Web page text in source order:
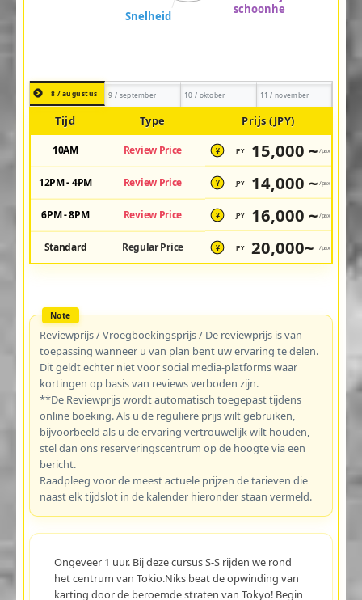
8 / augustus 9 / september 10 / oktober 11 / november
Tijd Type Prijs (JPY)
10AM Review Price ¥ JPY 15,000 ~ /pax
12PM - 4PM Review Price ¥ JPY 14,000 ~ /pax
6PM - 8PM Review Price ¥ JPY 16,000 ~ /pax
Standard Regular Price ¥ JPY 20,000~ /pax
Reviewprijs / Vroegboekingsprijs / De reviewprijs is van
toepassing wanneer u van plan bent uw ervaring te delen.
Dit geldt echter niet voor social media-platforms waar
kortingen op basis van reviews verboden zijn.
**De Reviewprijs wordt automatisch toegepast tijdens
online boeking. Als u de reguliere prijs wilt gebruiken,
bijvoorbeeld als u de ervaring vertrouwelijk wilt houden,
stel dan ons reserveringscentrum op de hoogte via een
bericht.
Raadpleeg voor de meest actuele prijzen de tarieven die
naast elk tijdslot in de kalender hieronder staan vermeld.
Ongeveer 1 uur. Bij deze cursus S-S rijden we rond
het centrum van Tokio.Niks beat de opwinding van
karting door de beroemde straten van Tokyo! Begin